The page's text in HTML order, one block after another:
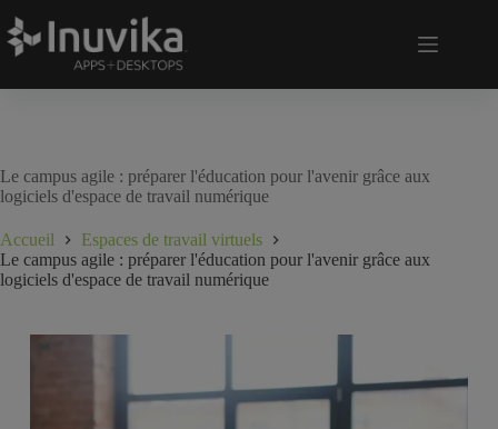
Le campus agile : préparer l'éducation pour l'avenir grâce aux
logiciels d'espace de travail numérique
Accueil
Espaces de travail virtuels
Le campus agile : préparer l'éducation pour l'avenir grâce aux
logiciels d'espace de travail numérique